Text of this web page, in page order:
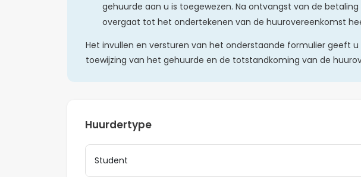
gehuurde aan u is toegewezen. Na ontvangst van de
overgaat tot het ondertekenen van de huurovereenkomst
Het invullen en versturen van het onderstaande formulier geeft
toewijzing van het gehuurde en de totstandkoming van de
Huurdertype